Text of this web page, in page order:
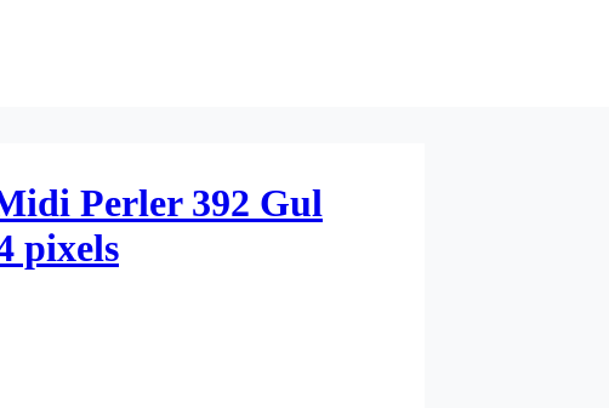
Perler 392 Gul
pixels